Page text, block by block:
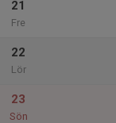
21
Fre
22
Lör
23
Sön